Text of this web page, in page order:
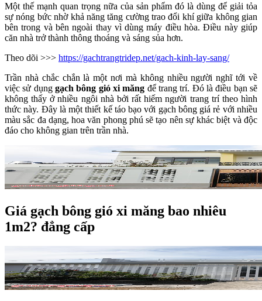
Một thế mạnh quan trọng nữa của sản phẩm đó là dùng để giải tỏa
sự nóng bức nhờ khả năng tăng cường trao đổi khí giữa không gian
bên trong và bên ngoài thay vì dùng máy điều hòa. Điều này giúp
căn nhà trở thành thông thoáng và sáng sủa hơn.
Theo dõi >>> https://gachtrangtridep.net/gach-kinh-lay-sang/
Trần nhà chắc chắn là một nơi mà không nhiều người nghĩ tới về
việc sử dụng gạch bông gió xi măng để trang trí. Đó là điều bạn sẽ
không thấy ở nhiều ngôi nhà bởi rất hiếm người trang trí theo hình
thức này. Đây là một thiết kế táo bạo với gạch bông giá rẻ với nhiều
màu sắc đa dạng, hoa văn phong phú sẽ tạo nên sự khác biệt và độc
đáo cho không gian trên trần nhà.
Giá gạch bông gió xi măng bao nhiêu
1m2? đẳng cấp